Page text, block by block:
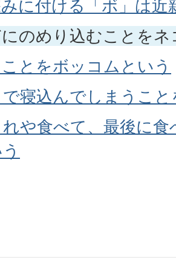
に付ける「ボ」は近
のめり込むことを
とをボッコムという
寝込んでしまうこ
や食べて、最後に